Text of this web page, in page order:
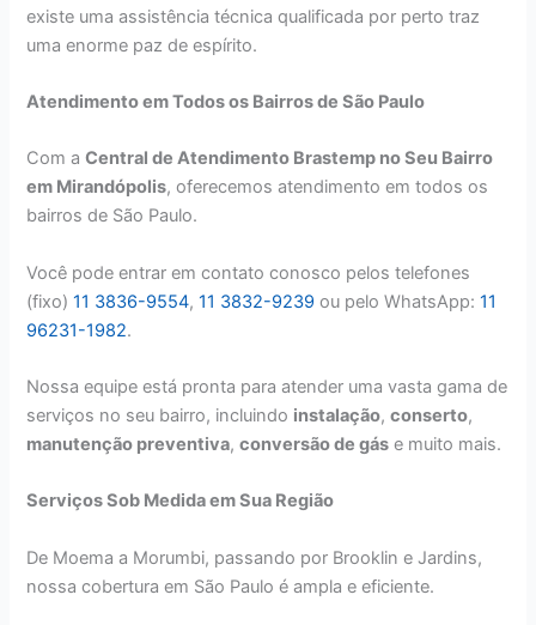
existe uma assistência técnica qualificada por perto traz
uma enorme paz de espírito.
Atendimento em Todos os Bairros de São Paulo
Com aCentral de Atendimento Brastemp no Seu Bairro
em Mirandópolis, oferecemos atendimento em todos os
bairros de São Paulo.
Você pode entrar em contato conosco pelos telefones
(fixo)11 3836-9554,11 3832-9239 ou pelo WhatsApp:11
96231-1982.
Nossa equipe está pronta para atender uma vasta gama de
serviços no seu bairro, incluindo instalação,conserto,
manutenção preventiva,conversão de gás e muito mais.
Serviços Sob Medida em Sua Região
De Moema a Morumbi, passando por Brooklin e Jardins,
nossa cobertura em São Paulo é ampla e eficiente.